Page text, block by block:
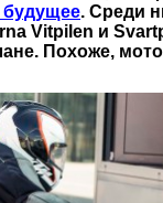
будущее. Среди
Vitpilen и
Похоже,